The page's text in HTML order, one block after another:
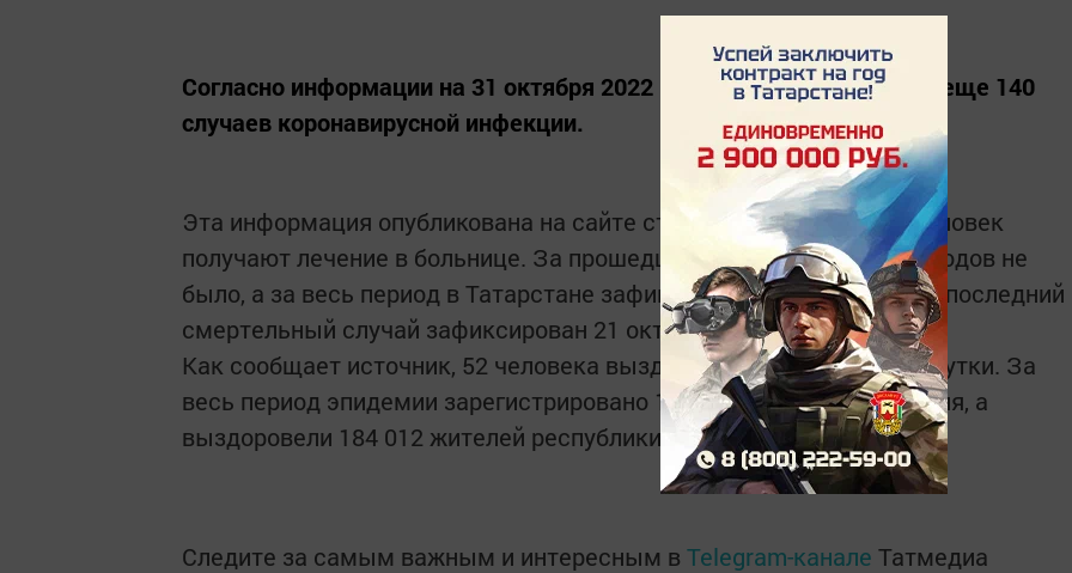
Согласно информации на 31 октября 2022 года, в регионе выявили еще 140
случаев коронавирусной инфекции.
Эта информация опубликована на сайте стопкоронавирус.рф.11 человек
получают лечение в больнице. За прошедшие сутки летальных исходов не
было, а за весь период в Татарстане зафиксировано 2005 случаев (последний
смертельный случай зафиксирован 21 октября 2022 года).
Как сообщает источник, 52 человека выздоровели за прошедшие сутки. За
весь период эпидемии зарегистрировано 187 465 случаев заражения, а
выздоровели 184 012 жителей республики
Следите за самым важным и интересным в Telegram-канале Татмедиа